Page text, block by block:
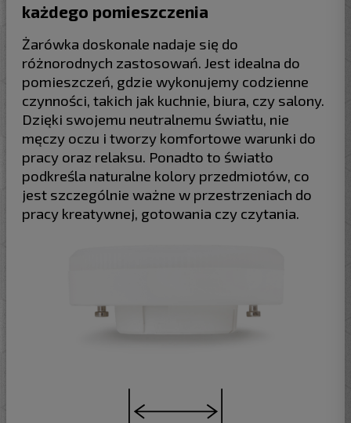
każdego pomieszczenia
Żarówka doskonale nadaje się do
różnorodnych zastosowań. Jest idealna do
pomieszczeń, gdzie wykonujemy codzienne
czynności, takich jak kuchnie, biura, czy salony.
Dzięki swojemu neutralnemu światłu, nie
męczy oczu i tworzy komfortowe warunki do
pracy oraz relaksu. Ponadto to światło
podkreśla naturalne kolory przedmiotów, co
jest szczególnie ważne w przestrzeniach do
pracy kreatywnej, gotowania czy czytania.